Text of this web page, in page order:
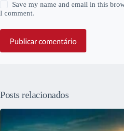
Save my name and email in this
I comment.
Publicar comentário
Posts relacionados